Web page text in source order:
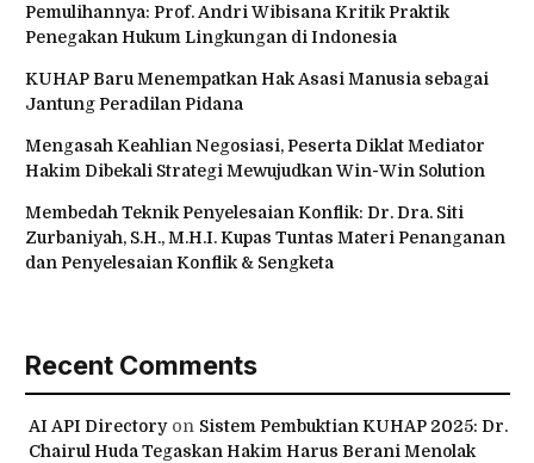
Pemulihannya: Prof. Andri Wibisana Kritik Praktik
Penegakan Hukum Lingkungan di Indonesia
KUHAP Baru Menempatkan Hak Asasi Manusia sebagai
Jantung Peradilan Pidana
Mengasah Keahlian Negosiasi, Peserta Diklat Mediator
Hakim Dibekali Strategi Mewujudkan Win-Win Solution
Membedah Teknik Penyelesaian Konflik: Dr. Dra. Siti
Zurbaniyah, S.H., M.H.I. Kupas Tuntas Materi Penanganan
dan Penyelesaian Konflik & Sengketa
Recent Comments
AI API Directoryon Sistem Pembuktian KUHAP 2025: Dr.
Chairul Huda Tegaskan Hakim Harus Berani Menolak